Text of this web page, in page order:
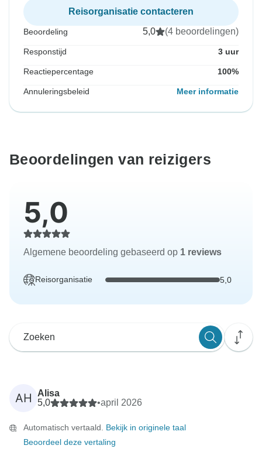
Reisorganisatie contacteren
Beoordeling 5,0 (4 beoordelingen)
Responstijd 3 uur
Reactiepercentage 100%
Annuleringsbeleid Meer informatie
Beoordelingen van reizigers
5,0
Algemene beoordeling gebaseerd op 1 reviews
Reisorganisatie 5,0
AH
Alisa
5,0
•april 2026
Automatisch vertaald. Bekijk in originele taal
Beoordeel deze vertaling